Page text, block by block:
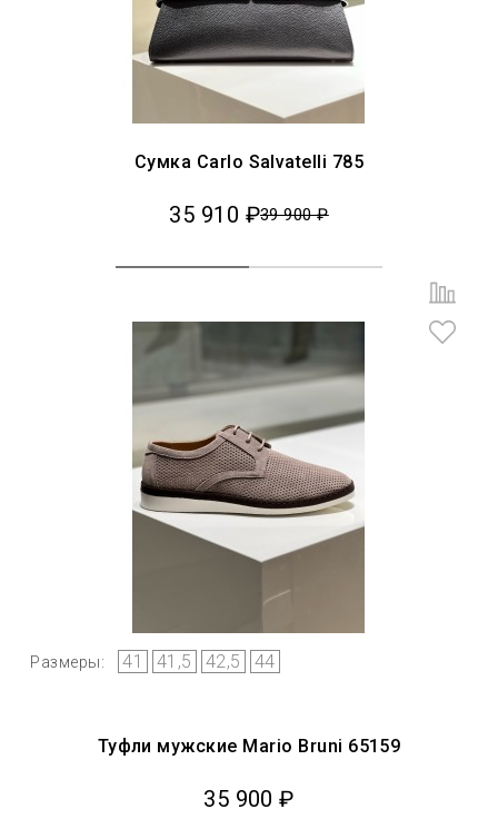
Сумка Carlo Salvatelli 785
35 910 ₽39 900 ₽
Размеры: 41 41,5 42,5 44
Туфли мужские Mario Bruni 65159
35 900 ₽